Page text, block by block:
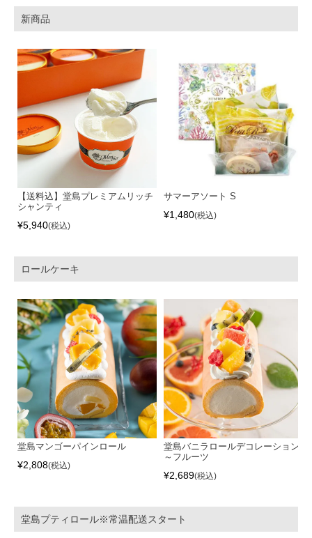
新商品
【送料込】堂島プレミアムリッチ
シャンティ
¥5,940 税込
サマーアソート S
¥1,480 税込
ロールケーキ
堂島マンゴーパインロール
¥2,808 税込
堂島バニラロールデコレーション
～フルーツ
¥2,689 税込
堂島プティロール※常温配送スタート